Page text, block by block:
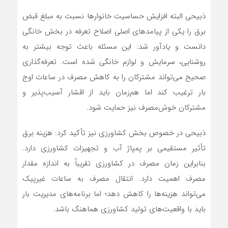
ذبیحی البته افزایش حساسیت خانوارها نسبت به مبلغ قبض
برق را یکی از پیامدهای اصلی اصلاح تعرفه در بخش خانگی
دانست و یادآور شد: این مسئله باعث توجه بیشتر به
روشنایی، سرمایش و لوازم خانگی شده است. تعرفه‌گذاری
صحیح می‌تواند مشترکان را به کاهش مصرف در ساعات اوج
بار ترغیب کند اما هم‌زمان باید از اقشار آسیب‌پذیر و
مشترکان خوش‌مصرف نیز حمایت شود.
ذبیحی در خصوص بخش کشاورزی نیز تأکید کرد: هزینه برق
تأثیر مستقیمی بر پمپاژ آب و تجهیزات کشاورزی دارد.
بنابراین زمان مصرف در کشاورزی تقریباً به اندازه مقدار
مصرف اهمیت دارد. انتقال مصرف به ساعات غیرپیک
می‌تواند هزینه‌ها را کاهش دهد؛ اما برنامه‌های مدیریت بار
باید با واقعیت‌های تولید کشاورزی هماهنگ باشد.